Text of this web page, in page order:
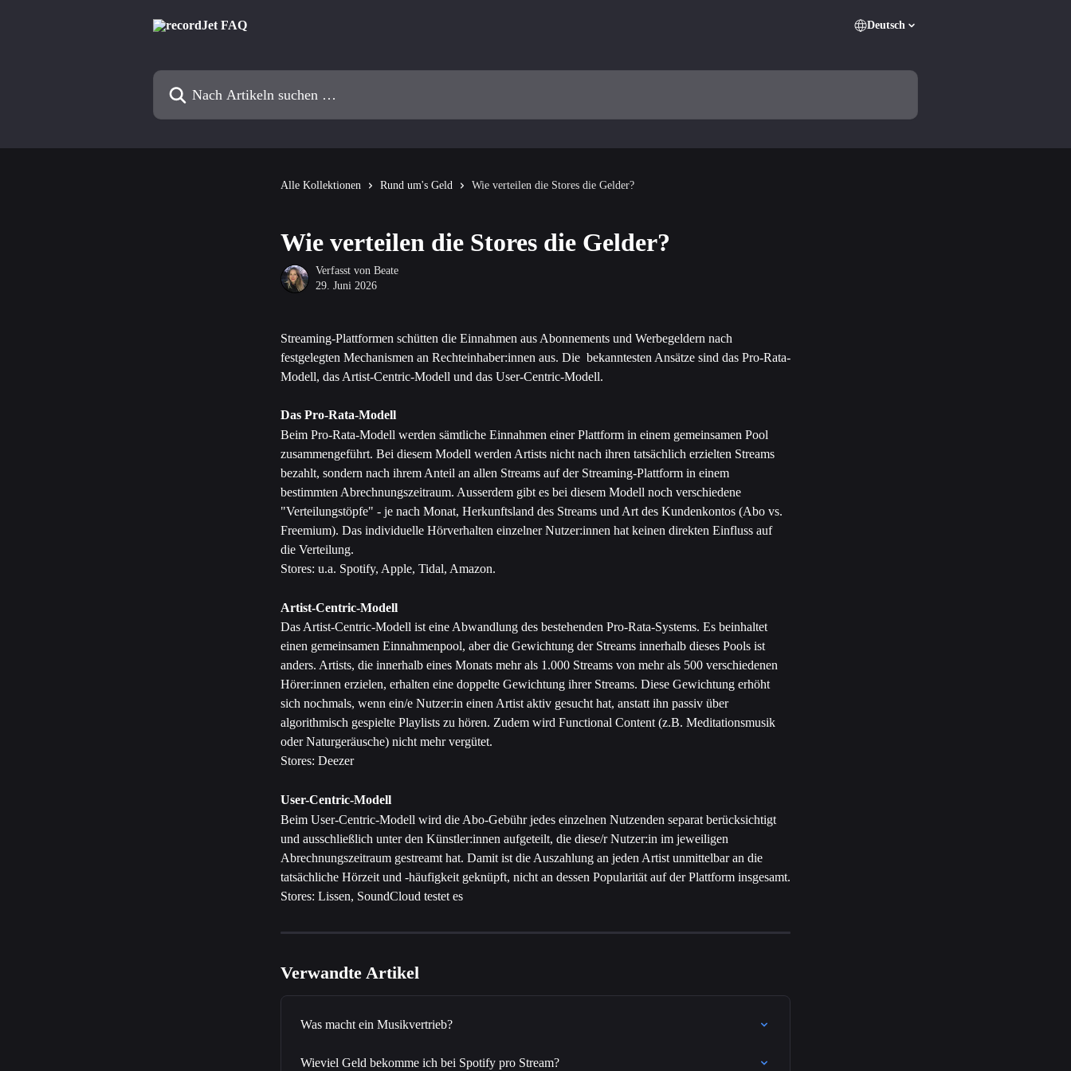
Deutsch
Nach Artikeln suchen …
Alle Kollektionen Rund um's Geld Wie verteilen die Stores die Gelder?
Wie verteilen die Stores die Gelder?
Verfasst von Beate
29. Juni 2026
Streaming-Plattformen schütten die Einnahmen aus Abonnements und Werbegeldern nach
festgelegten Mechanismen an Rechteinhaber:innen aus. Die  bekanntesten Ansätze sind das Pro-Rata-
Modell, das Artist-Centric-Modell und das User-Centric-Modell.
Das Pro-Rata-Modell
Beim Pro-Rata-Modell werden sämtliche Einnahmen einer Plattform in einem gemeinsamen Pool
zusammengeführt. Bei diesem Modell werden Artists nicht nach ihren tatsächlich erzielten Streams
bezahlt, sondern nach ihrem Anteil an allen Streams auf der Streaming-Plattform in einem
bestimmten Abrechnungszeitraum. Ausserdem gibt es bei diesem Modell noch verschiedene
"Verteilungstöpfe" - je nach Monat, Herkunftsland des Streams und Art des Kundenkontos (Abo vs.
Freemium). Das individuelle Hörverhalten einzelner Nutzer:innen hat keinen direkten Einfluss auf
die Verteilung.
Stores: u.a. Spotify, Apple, Tidal, Amazon.
Artist-Centric-Modell
Das Artist-Centric-Modell ist eine Abwandlung des bestehenden Pro-Rata-Systems. Es beinhaltet
einen gemeinsamen Einnahmenpool, aber die Gewichtung der Streams innerhalb dieses Pools ist
anders. Artists, die innerhalb eines Monats mehr als 1.000 Streams von mehr als 500 verschiedenen
Hörer:innen erzielen, erhalten eine doppelte Gewichtung ihrer Streams. Diese Gewichtung erhöht
sich nochmals, wenn ein/e Nutzer:in einen Artist aktiv gesucht hat, anstatt ihn passiv über
algorithmisch gespielte Playlists zu hören. Zudem wird Functional Content (z.B. Meditationsmusik
oder Naturgeräusche) nicht mehr vergütet.
Stores: Deezer
User-Centric-Modell
Beim User-Centric-Modell wird die Abo-Gebühr jedes einzelnen Nutzenden separat berücksichtigt
und ausschließlich unter den Künstler:innen aufgeteilt, die diese/r Nutzer:in im jeweiligen
Abrechnungszeitraum gestreamt hat. Damit ist die Auszahlung an jeden Artist unmittelbar an die
tatsächliche Hörzeit und -häufigkeit geknüpft, nicht an dessen Popularität auf der Plattform insgesamt.
Stores: Lissen, SoundCloud testet es
Verwandte Artikel
Was macht ein Musikvertrieb?
Wieviel Geld bekomme ich bei Spotify pro Stream?